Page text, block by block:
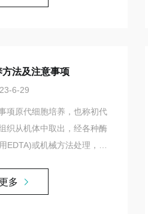
上述实验。以下为是李老师
速断颈...
法及注意事项
6-29
项原代细胞培养，也称初代
织从机体中取出，经各种酶
EDTA)或机械方法处理，分
过程包括取材、培养材料的
代培养的方法很多，基本和
多